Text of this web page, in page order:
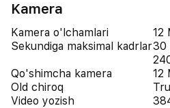
Kamera
Kamera o'lchamlari
12
Sekundiga maksimal kadrlar30
Qo'shimcha kamera
12
Old chiroq
Video yozish